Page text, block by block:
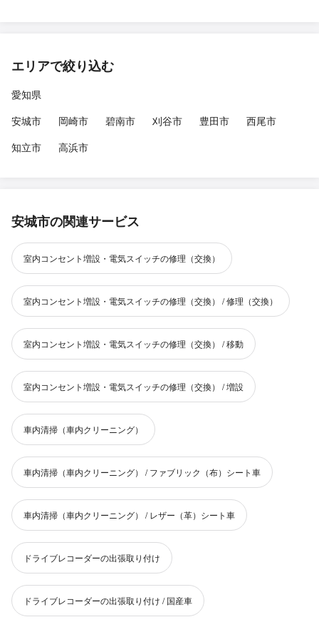
エリアで絞り込む
愛知県
安城市
岡崎市 碧南市 刈谷市 豊田市
西尾市
知立市
高浜市
安城市の関連サービス
室内コンセント増設・電気スイッチの修理（交換）
室内コンセント増設・電気スイッチの修理（交換） / 修理（交換）
室内コンセント増設・電気スイッチの修理（交換） / 移動
室内コンセント増設・電気スイッチの修理（交換） / 増設
車内清掃（車内クリーニング）
車内清掃（車内クリーニング） / ファブリック（布）シート車
車内清掃（車内クリーニング） / レザー（革）シート車
ドライブレコーダーの出張取り付け
ドライブレコーダーの出張取り付け / 国産車